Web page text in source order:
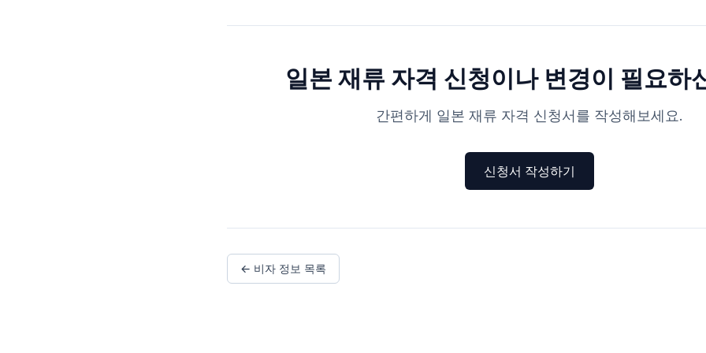
일본 재류 자격 신청이나 변경이 필요하
간편하게 일본 재류 자격 신청서를 작성해보세요.
신청서 작성하기
← 비자 정보 목록